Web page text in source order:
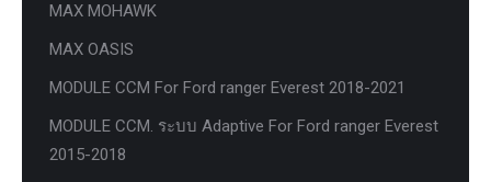
MAX MOHAWK
MAX OASIS
MODULE CCM For Ford ranger Everest 2018-2021
MODULE CCM. ระบบ Adaptive For Ford ranger Everest
2015-2018